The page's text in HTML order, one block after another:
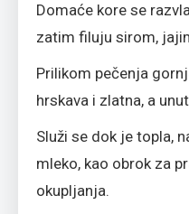
Domaće kore se
zatim filuju sirom,
Prilikom pečenja
hrskava i zlatna, a
Služi se dok je topla,
mleko, kao obrok za
okupljanja.